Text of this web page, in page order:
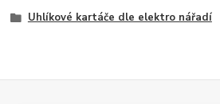
Uhlíkové kartáče dle elektro nářadí